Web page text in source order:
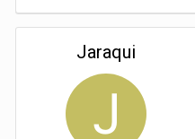
Jaraqui